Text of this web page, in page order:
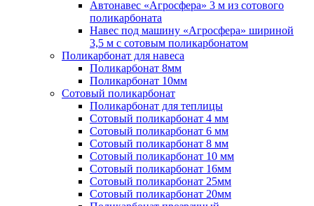
Автонавес «Агросфера» 3 м из сотового
поликарбоната
Навес под машину «Агросфера» шириной
3,5 м с сотовым поликарбонатом
Поликарбонат для навеса
Поликарбонат 8мм
Поликарбонат 10мм
Сотовый поликарбонат
Поликарбонат для теплицы
Сотовый поликарбонат 4 мм
Сотовый поликарбонат 6 мм
Сотовый поликарбонат 8 мм
Сотовый поликарбонат 10 мм
Сотовый поликарбонат 16мм
Сотовый поликарбонат 25мм
Сотовый поликарбонат 20мм